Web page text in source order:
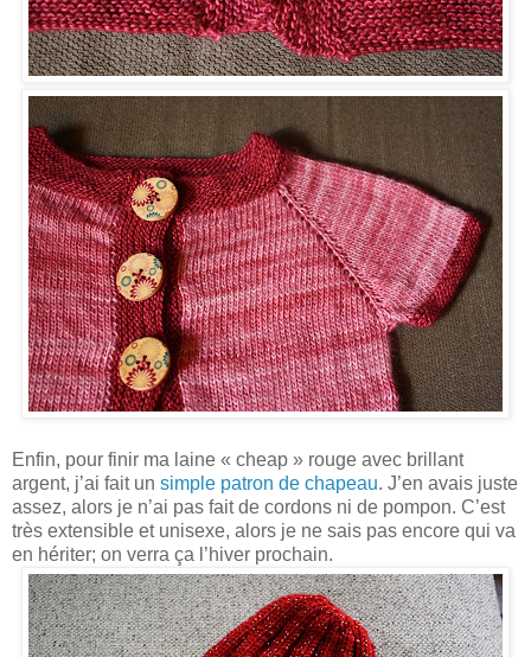
Enfin, pour finir ma laine « cheap » rouge avec brillant
argent, j’ai fait un simple patron de chapeau. J’en avais juste
assez, alors je n’ai pas fait de cordons ni de pompon. C’est
très extensible et unisexe, alors je ne sais pas encore qui va
en hériter; on verra ça l’hiver prochain.